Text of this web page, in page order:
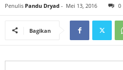
Penulis Pandu Dryad - Mei 13, 2016 0
Bagikan